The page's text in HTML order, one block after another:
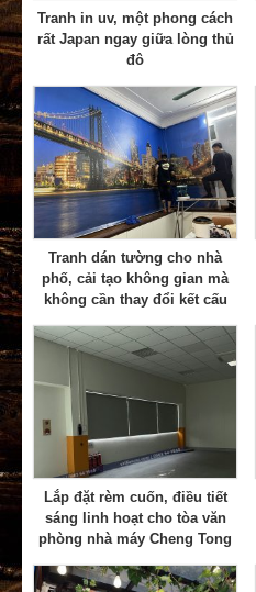
Tranh in uv, một phong cách
rất Japan ngay giữa lòng thủ
đô
Tranh dán tường cho nhà
phố, cải tạo không gian mà
không cần thay đổi kết cấu
Lắp đặt rèm cuốn, điều tiết
sáng linh hoạt cho tòa văn
phòng nhà máy Cheng Tong